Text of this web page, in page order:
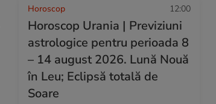
Horoscop 12:00
Horoscop Urania | Previziuni
astrologice pentru perioada 8
– 14 august 2026. Lună Nouă
în Leu; Eclipsă totală de
Soare